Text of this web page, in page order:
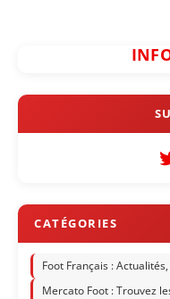
Foot Français :
Mercato Foot : Trouvez